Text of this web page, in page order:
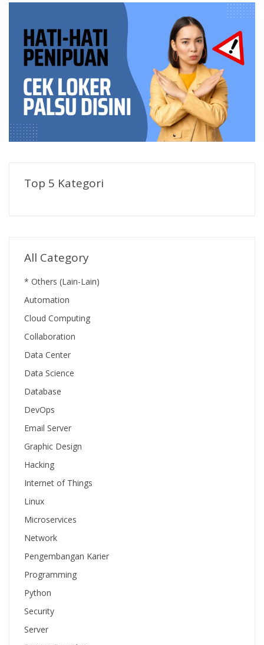
Top 5 Kategori
All Category
* Others (Lain-Lain)
Automation
Cloud Computing
Collaboration
Data Center
Data Science
Database
DevOps
Email Server
Graphic Design
Hacking
Internet of Things
Linux
Microservices
Network
Pengembangan Karier
Programming
Python
Security
Server